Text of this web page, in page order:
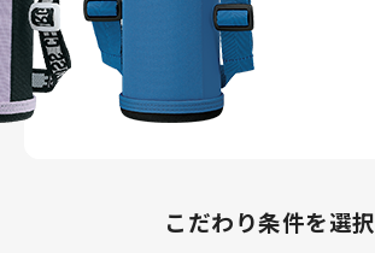
こだわり条件を選択